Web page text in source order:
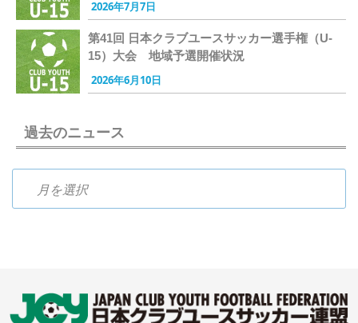
2026年7月7日
第41回 日本クラブユースサッカー選手権（U-
15）大会 地域予選開催状況
2026年6月10日
過去のニュース